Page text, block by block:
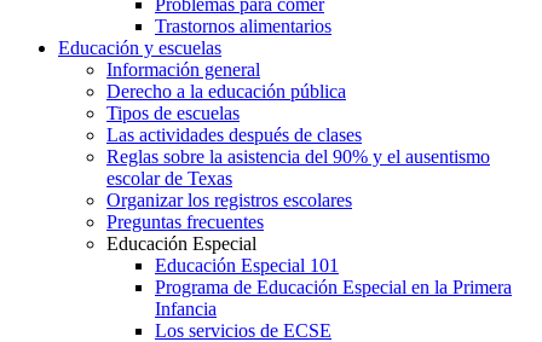
Trastornos alimentarios
Educación y escuelas
Información general
Derecho a la educación pública
Tipos de escuelas
Las actividades después de clases
Reglas sobre la asistencia del 90% y el ausentismo
escolar de Texas
Organizar los registros escolares
Preguntas frecuentes
Educación Especial
Educación Especial 101
Programa de Educación Especial en la Primera
Infancia
Los servicios de ECSE